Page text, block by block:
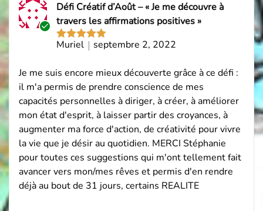
Acheteur
vérifiéNote5sur
Défi Créatif d’Août – « Je me découvre à
travers les affirmations positives »
Muriel
septembre 2, 2022
Je me suis encore mieux découverte grâce à ce défi :
il m'a permis de prendre conscience de mes
capacités personnelles à diriger, à créer, à améliorer
mon état d'esprit, à laisser partir des croyances, à
augmenter ma force d'action, de créativité pour vivre
la vie que je désir au quotidien. MERCI Stéphanie
pour toutes ces suggestions qui m'ont tellement fait
avancer vers mon/mes rêves et permis d'en rendre
déjà au bout de 31 jours, certains REALITE